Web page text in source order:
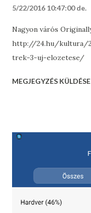
5/22/2016 10:47:00 de.
Nagyon várós
http://24.hu/kultura/
trek-3-uj-elozetese/
MEGJEGYZÉS KÜLDÉSE